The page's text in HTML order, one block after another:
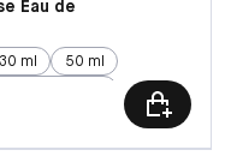
Eau de
30 ml
50 ml